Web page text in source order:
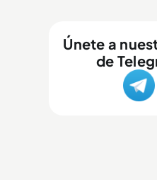
Únete a
de